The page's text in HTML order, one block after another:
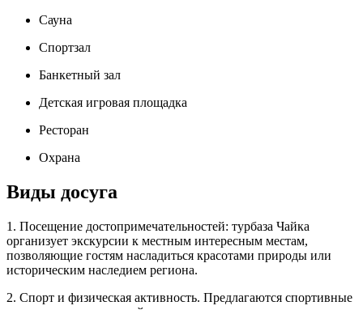
Сауна
Спортзал
Банкетный зал
Детская игровая площадка
Ресторан
Охрана
Виды досуга
1. Посещение достопримечательностей: турбаза Чайка
организует экскурсии к местным интересным местам,
позволяющие гостям насладиться красотами природы или
историческим наследием региона.
2. Спорт и физическая активность. Предлагаются спортивные